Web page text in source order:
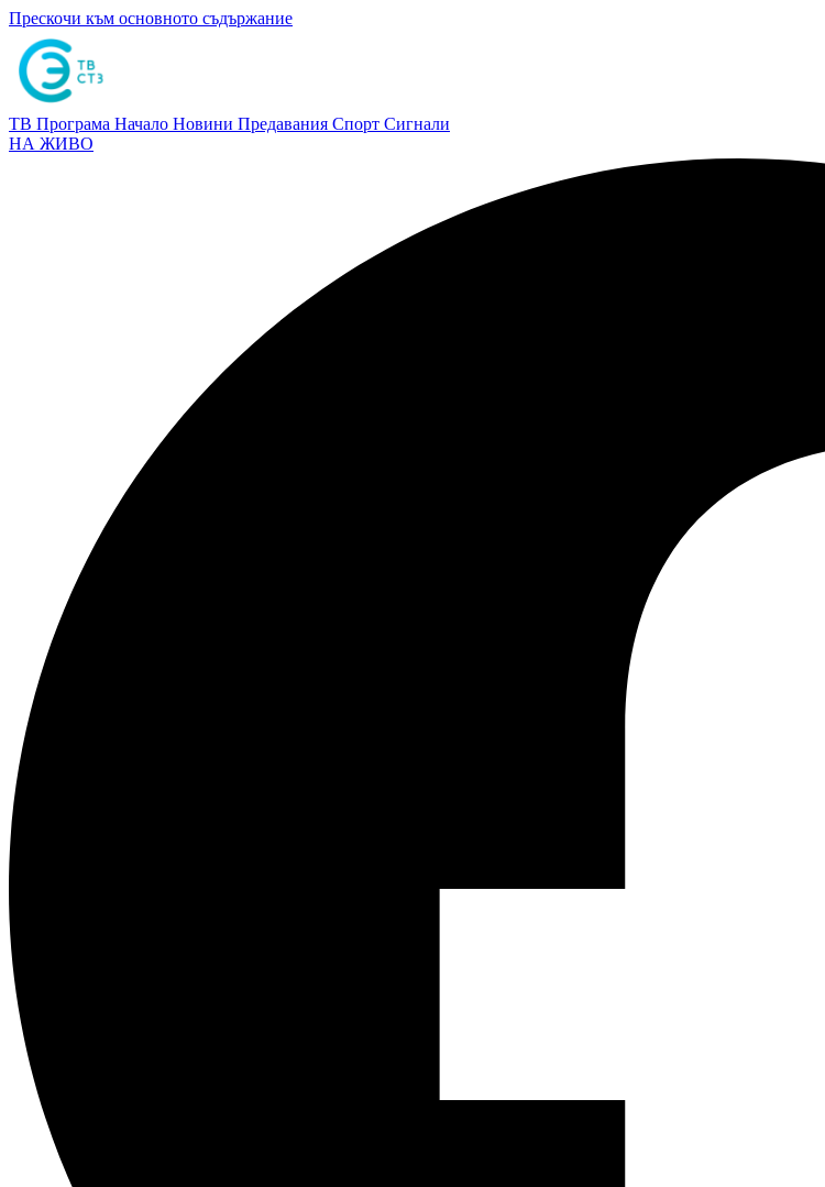
Прескочи към основното съдържание
ТВ Програма Начало Новини Предавания Спорт Сигнали
НА ЖИВО